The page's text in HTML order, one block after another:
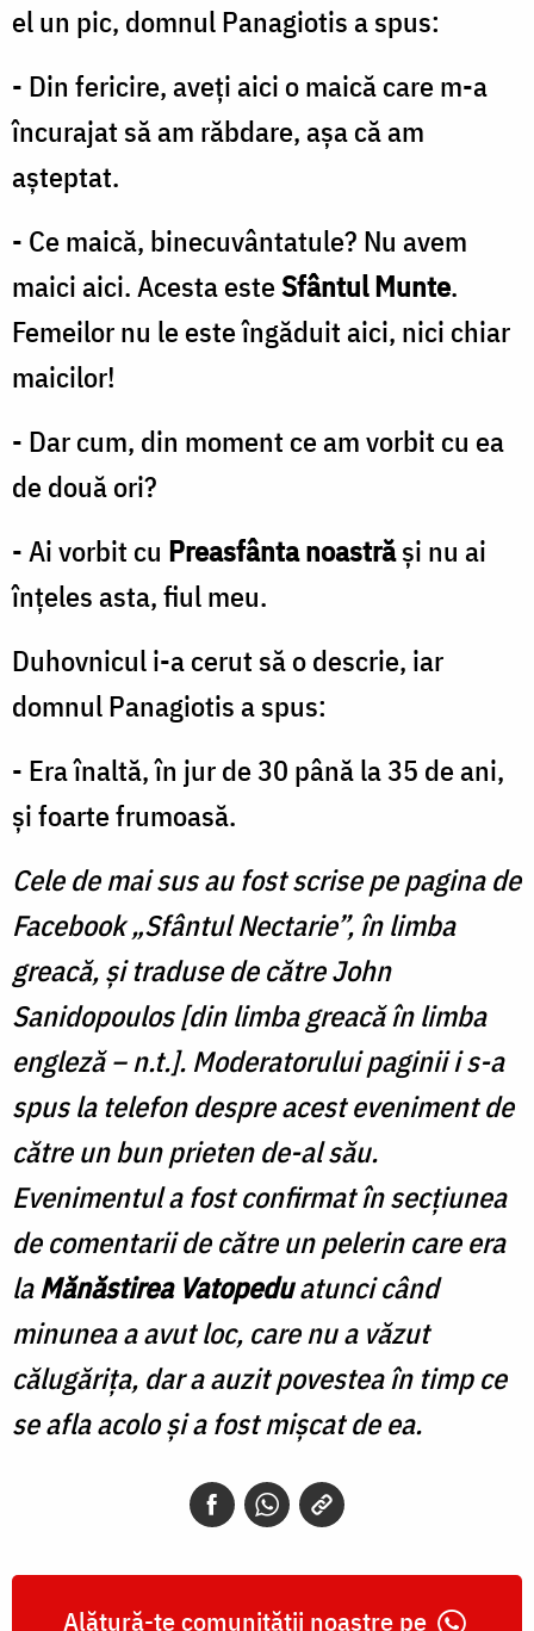
el un pic, domnul Panagiotis a spus:
- Din fericire, aveţi aici o maică care m-a
încurajat să am răbdare, aşa că am
aşteptat.
- Ce maică, binecuvântatule? Nu avem
maici aici. Acesta esteSfântul Munte.
Femeilor nu le este îngăduit aici, nici chiar
maicilor!
- Dar cum, din moment ce am vorbit cu ea
de două ori?
- Ai vorbit cu Preasfânta noastrăşi nu ai
înţeles asta, fiul meu.
Duhovnicul i-a cerut să o descrie, iar
domnul Panagiotis a spus:
- Era înaltă, în jur de 30 până la 35 de ani,
şi foarte frumoasă.
Cele de mai sus au fost scrise pe pagina de
Facebook „Sfântul Nectarie”, în limba
greacă, și traduse de către John
Sanidopoulos [din limba greacă în limba
engleză – n.t.]. Moderatorului paginii i s-a
spus la telefon despre acest eveniment de
către un bun prieten de-al său.
Evenimentul a fost confirmat în secţiunea
de comentarii de către un pelerin care era
laMănăstirea Vatopeduatunci când
minunea a avut loc, care nu a văzut
călugăriţa, dar a auzit povestea în timp ce
se afla acolo şi a fost mișcat de ea.
Alătură-te comunității noastre pe